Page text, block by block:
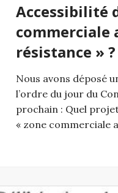
Accessibilité
commerciale
résistance » ?
Nous avons déposé
l’ordre du jour du
prochain : Quel
« zone commerciale